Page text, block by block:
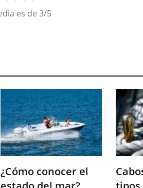
es de 3/5
¿Cómo conocer el